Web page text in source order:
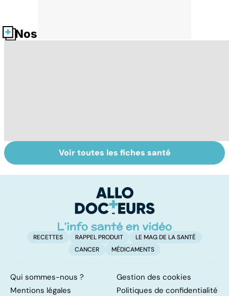
Nos fiches santé
Inflammation des
amygdales : que
Tout savoir sur le
vitiligo
Voir toutes les fiches santé
RECETTES RAPPEL PRODUIT
LE MAG DE LA SANTÉ
CANCER
MÉDICAMENTS
Qui sommes-nous ?
Gestion des cookies
Mentions légales
Politiques de confidentialité